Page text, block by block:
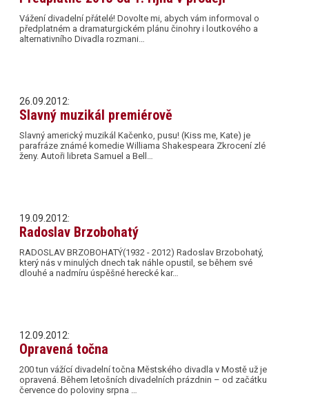
Vážení divadelní přátelé! Dovolte mi, abych vám informoval o
předplatném a dramaturgickém plánu činohry i loutkového a
alternativního Divadla rozmani…
26.09.2012:
Slavný muzikál premiérově
Slavný americký muzikál Kačenko, pusu! (Kiss me, Kate) je
parafráze známé komedie Williama Shakespeara Zkrocení zlé
ženy. Autoři libreta Samuel a Bell…
19.09.2012:
Radoslav Brzobohatý
RADOSLAV BRZOBOHATÝ(1932 - 2012) Radoslav Brzobohatý,
který nás v minulých dnech tak náhle opustil, se během své
dlouhé a nadmíru úspěšné herecké kar…
12.09.2012:
Opravená točna
200 tun vážící divadelní točna Městského divadla v Mostě už je
opravená. Během letošních divadelních prázdnin – od začátku
července do poloviny srpna …